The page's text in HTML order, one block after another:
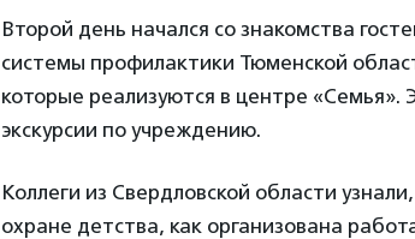
Второй день начался со знакомства
системы профилактики Тюменской
которые реализуются в центре
экскурсии по учреждению.
Коллеги из Свердловской области
охране детства, как организована